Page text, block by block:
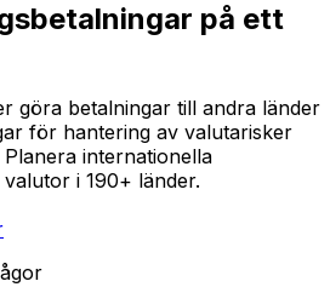
på ett
göra betalningar till andra länder
för hantering av valutarisker
internationella
i 190+ länder.